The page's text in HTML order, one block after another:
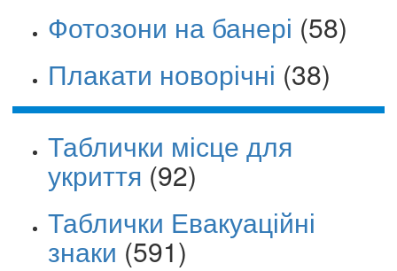
Фотозони на банері (58)
Плакати новорічні (38)
Таблички місце для
укриття (92)
Таблички Евакуаційні
знаки (591)